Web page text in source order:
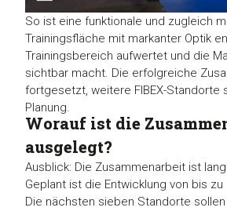
So ist eine funktionale und zugleich
Trainingsfläche mit markanter Optik
Trainingsbereich aufwertet und die
sichtbar macht. Die erfolgreiche
fortgesetzt, weitere FIBEX-Standorte
Planung.
Worauf ist die
ausgelegt?
Ausblick: Die Zusammenarbeit ist
Geplant ist die Entwicklung von bis
Die nächsten sieben Standorte